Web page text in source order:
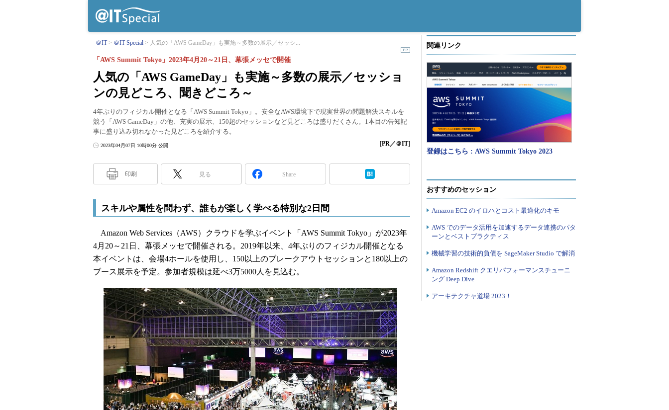
＠IT ＠IT Special 人気の「AWS GameDay」も実施～多数の展示／セッシ...
人気の「AWS GameDay」も実施～多数の展示／セッショ
ンの見どころ、聞きどころ～
「AWS Summit Tokyo」2023年4月20～21日、幕張メッセで開催
4年ぶりのフィジカル開催となる「AWS Summit Tokyo」。安全なAWS環境下で現実世界の問題解決スキルを
競う「AWS GameDay」の他、充実の展示、150超のセッションなど見どころは盛りだくさん。1本目の告知記
事に盛り込み切れなかった見どころを紹介する。
2023年04月07日 10時00分 公開 [PR／＠IT]
印刷 見る Share
スキルや属性を問わず、誰もが楽しく学べる特別な2日間
Amazon Web Services（AWS）クラウドを学ぶイベント「AWS Summit Tokyo」が2023年
4月20～21日、幕張メッセで開催される。2019年以来、4年ぶりのフィジカル開催となる
本イベントは、会場4ホールを使用し、150以上のブレークアウトセッションと180以上の
ブース展示を予定。参加者規模は延べ3万5000人を見込む。
関連リンク
登録はこちら : AWS Summit Tokyo 2023
おすすめのセッション
Amazon EC2 のイロハとコスト最適化のキモ
AWS でのデータ活用を加速するデータ連携のパタ
ーンとベストプラクティス
機械学習の技術的負債を SageMaker Studio で解消
Amazon Redshift クエリパフォーマンスチューニ
ング Deep Dive
アーキテクチャ道場 2023！